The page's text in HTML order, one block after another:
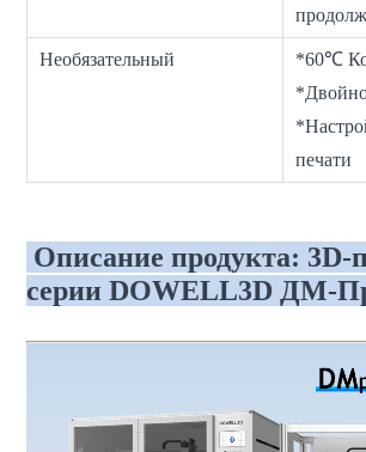
Необязательный
*60℃
печати
Описание продукта: 3D-
серии DOWELL3D ДМ-